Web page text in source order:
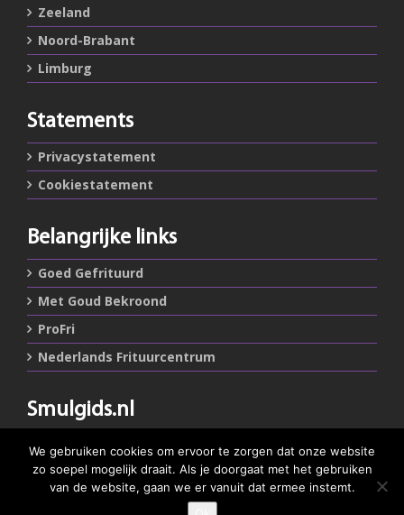
Zeeland
Noord-Brabant
Limburg
Statements
Privacystatement
Cookiestatement
Belangrijke links
Goed Gefrituurd
Met Goud Bekroond
ProFri
Nederlands Frituurcentrum
Smulgids.nl
Blaarthemseweg 72
5502 JW Veldhoven
We gebruiken cookies om ervoor te zorgen dat onze website
zo soepel mogelijk draait. Als je doorgaat met het gebruiken
van de website, gaan we er vanuit dat ermee instemt.